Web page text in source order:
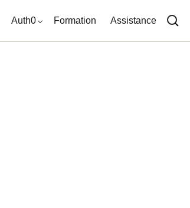
Auth0 Formation Assistance